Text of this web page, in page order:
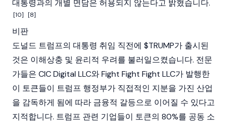
대통령과의 개별 면담은 허용되지 않는다고 밝혔습니다.
[10] [8]
비판
도널드 트럼프의 대통령 취임 직전에 $TRUMP가 출시된
것은 이해상충 및 윤리적 우려를 불러일으켰습니다. 전문
가들은 CIC Digital LLC와 Fight Fight Fight LLC가 발행한
이 토큰들이 트럼프 행정부가 직접적인 지분을 가진 산업
을 감독하게 됨에 따라 금융적 갈등으로 이어질 수 있다고
지적합니다. 트럼프 관련 기업들이 토큰의 80%를 공동 소